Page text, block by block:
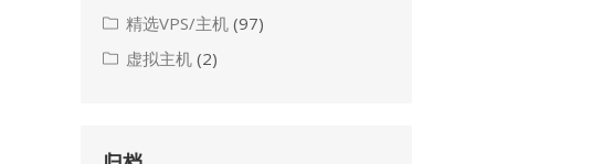
精选VPS/主机 (97)
虚拟主机 (2)